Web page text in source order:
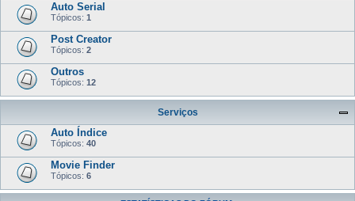
Auto Serial
Tópicos: 1
Post Creator
Tópicos: 2
Outros
Tópicos: 12
Serviços
Auto Índice
Tópicos: 40
Movie Finder
Tópicos: 6